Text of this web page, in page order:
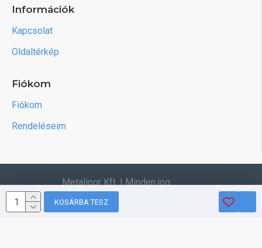
KOSÁRBA TESZ
Információk
Kapcsolat
Oldaltérkép
Fiókom
Fiókom
Rendeléseim
Metalipor Kft. | Minden jog
fenntartva.